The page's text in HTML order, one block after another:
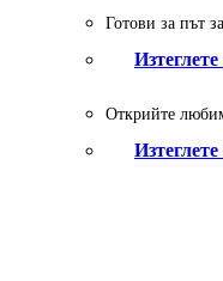
Готови за път
Открийте